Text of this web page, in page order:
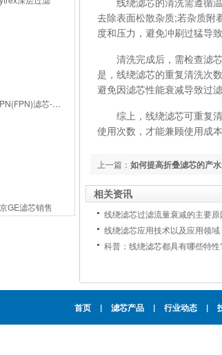
去除表面松散杂质;若杂质附
度和压力，避免冲刷过猛导
清洗完成后，需检查滤芯
是，线绕滤芯的重复清洗次
避免因滤芯性能衰减导致过
综上，线绕滤芯可重复清
使用次数，才能兼顾使用成本
上一篇： 如何提高折叠滤芯的产
相关资讯
线绕滤芯过滤流量衰减的主要原
线绕滤芯应用技术以及应用领域
科普：线绕滤芯都具有哪些特性
GE-FlotrexTMPN(FPN)滤芯-北京GE滤芯代理
GE滤芯销售
首页 | 滤芯产品 | 行业动态 |